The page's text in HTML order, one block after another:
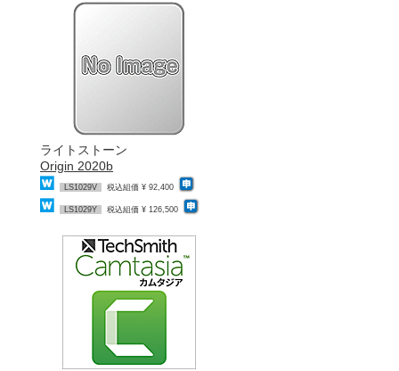
ライトストーン
Origin 2020b
LS1029V 税込組価 ¥ 92,400
LS1029Y 税込組価 ¥ 126,500